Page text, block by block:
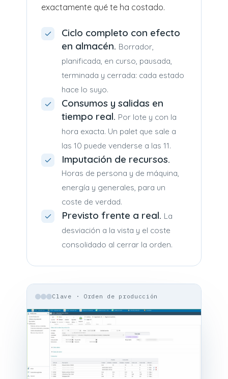
exactamente qué te ha costado.
Ciclo completo con efecto
en almacén. Borrador,
planificada, en curso, pausada,
terminada y cerrada: cada estado
hace lo suyo.
Consumos y salidas en
tiempo real. Por lote y con la
hora exacta. Un palet que sale a
las 10 puede venderse a las 11.
Imputación de recursos.
Horas de persona y de máquina,
energía y generales, para un
coste de verdad.
Previsto frente a real. La
desviación a la vista y el coste
consolidado al cerrar la orden.
Clave · Orden de producción